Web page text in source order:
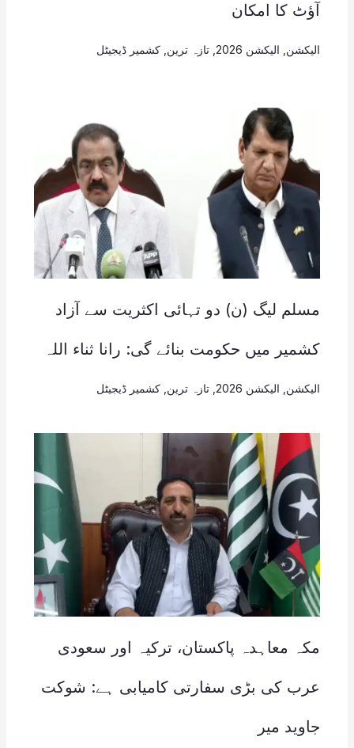
آؤٹ کا امکان
الیکشن الیکشن 2026 , تازہ ترین کشمیر ڈیجیٹل
مسلم لیگ (ن) دو تہائی اکثریت سے آزاد
کشمیر میں حکومت بنائے گی: رانا ثناء اللہ
الیکشن الیکشن 2026 , تازہ ترین کشمیر ڈیجیٹل
مکہ معاہدہ پاکستان، ترکیہ اور سعودی
عرب کی بڑی سفارتی کامیابی ہے: شوکت
جاوید میر